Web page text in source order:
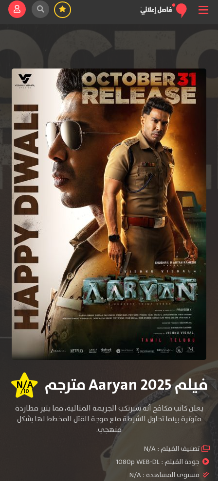
فيلم Aaryan 2025 مترجم N/A
/10
يعلن كاتب مكافح أنه سيرتكب الجريمة المثالية، مما يثير مطاردة
متوترة بينما تحاول الشرطة منع موجة القتل المخطط لها بشكل
منهجي.
تصنيف الفيلم :N/A
جودة الفيلم :1080p WEB-DL
مستوى المشاهدة :N/A